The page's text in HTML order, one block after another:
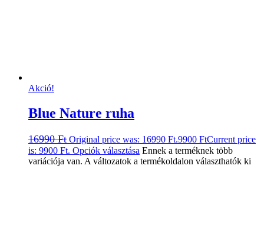
Akció!
Blue Nature ruha
16990Ft Original price was: 16990 Ft.9900 FtCurrent price
is: 9900 Ft. Opciók választása Ennek a terméknek több
variációja van. A változatok a termékoldalon választhatók ki